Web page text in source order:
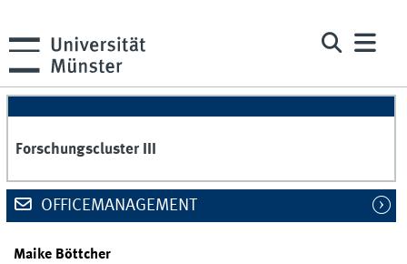
Forschungscluster III
OFFICEMANAGEMENT
Maike Böttcher